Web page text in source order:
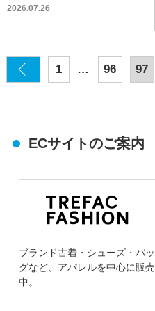
ノが入荷しました
2026.07.26
1 … 96 97
ECサイトのご案内
ブランド古着・シューズ・バッ
グなど、アパレルを中心に販売
中。